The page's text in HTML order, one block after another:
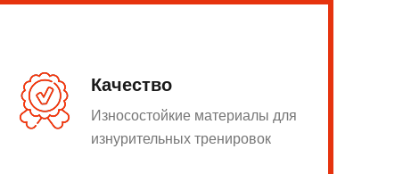
Качество
Износостойкие материалы для
изнурительных тренировок